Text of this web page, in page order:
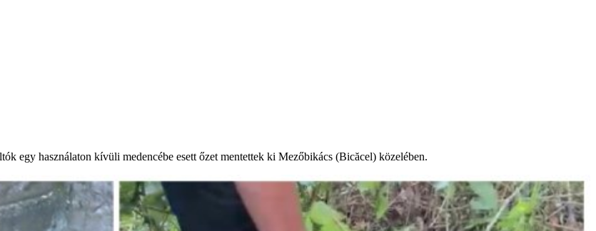
egy használaton kívüli medencébe esett őzet mentettek ki Mezőbikács (Bicăcel) közelében.